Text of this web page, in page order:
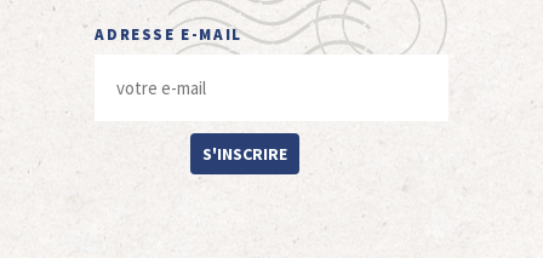
ADRESSE E-MAIL
S'INSCRIRE